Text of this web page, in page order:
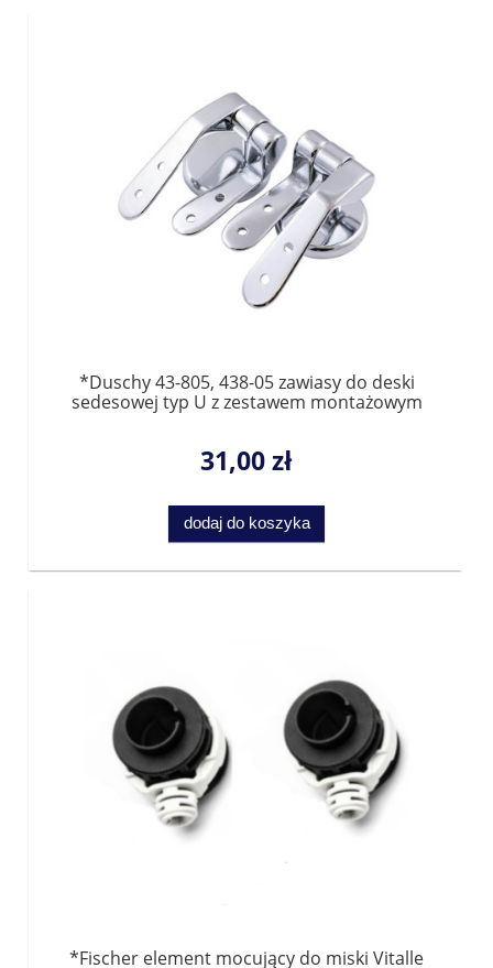
*Duschy 43-805, 438-05 zawiasy do deski
sedesowej typ U z zestawem montażowym
31,00 zł
dodaj do koszyka
*Fischer element mocujący do miski Vitalle